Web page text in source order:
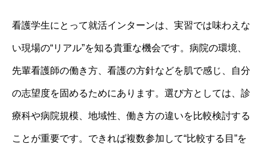
看護学生にとって就活インターンは、実習では味わえな
い現場の“リアル”を知る貴重な機会です。病院の環境、
先輩看護師の働き方、看護の方針などを肌で感じ、自分
の志望度を固めるためにあります。選び方としては、診
療科や病院規模、地域性、働き方の違いを比較検討する
ことが重要です。できれば複数参加して“比較する目”を